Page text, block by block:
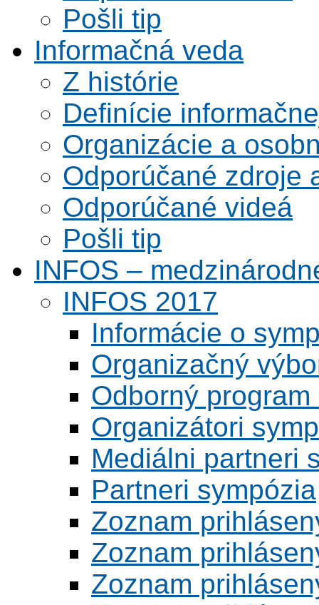
Pošli tip
Informačná veda
Z histórie
Definície
Organizácie a
Odporúčané zdroje
Odporúčané videá
Pošli tip
INFOS –
INFOS 2017
Informácie o
Organizačný
Odborný
Organizátori
Mediálni partneri
Partneri sympózia
Zoznam
Zoznam
Zoznam